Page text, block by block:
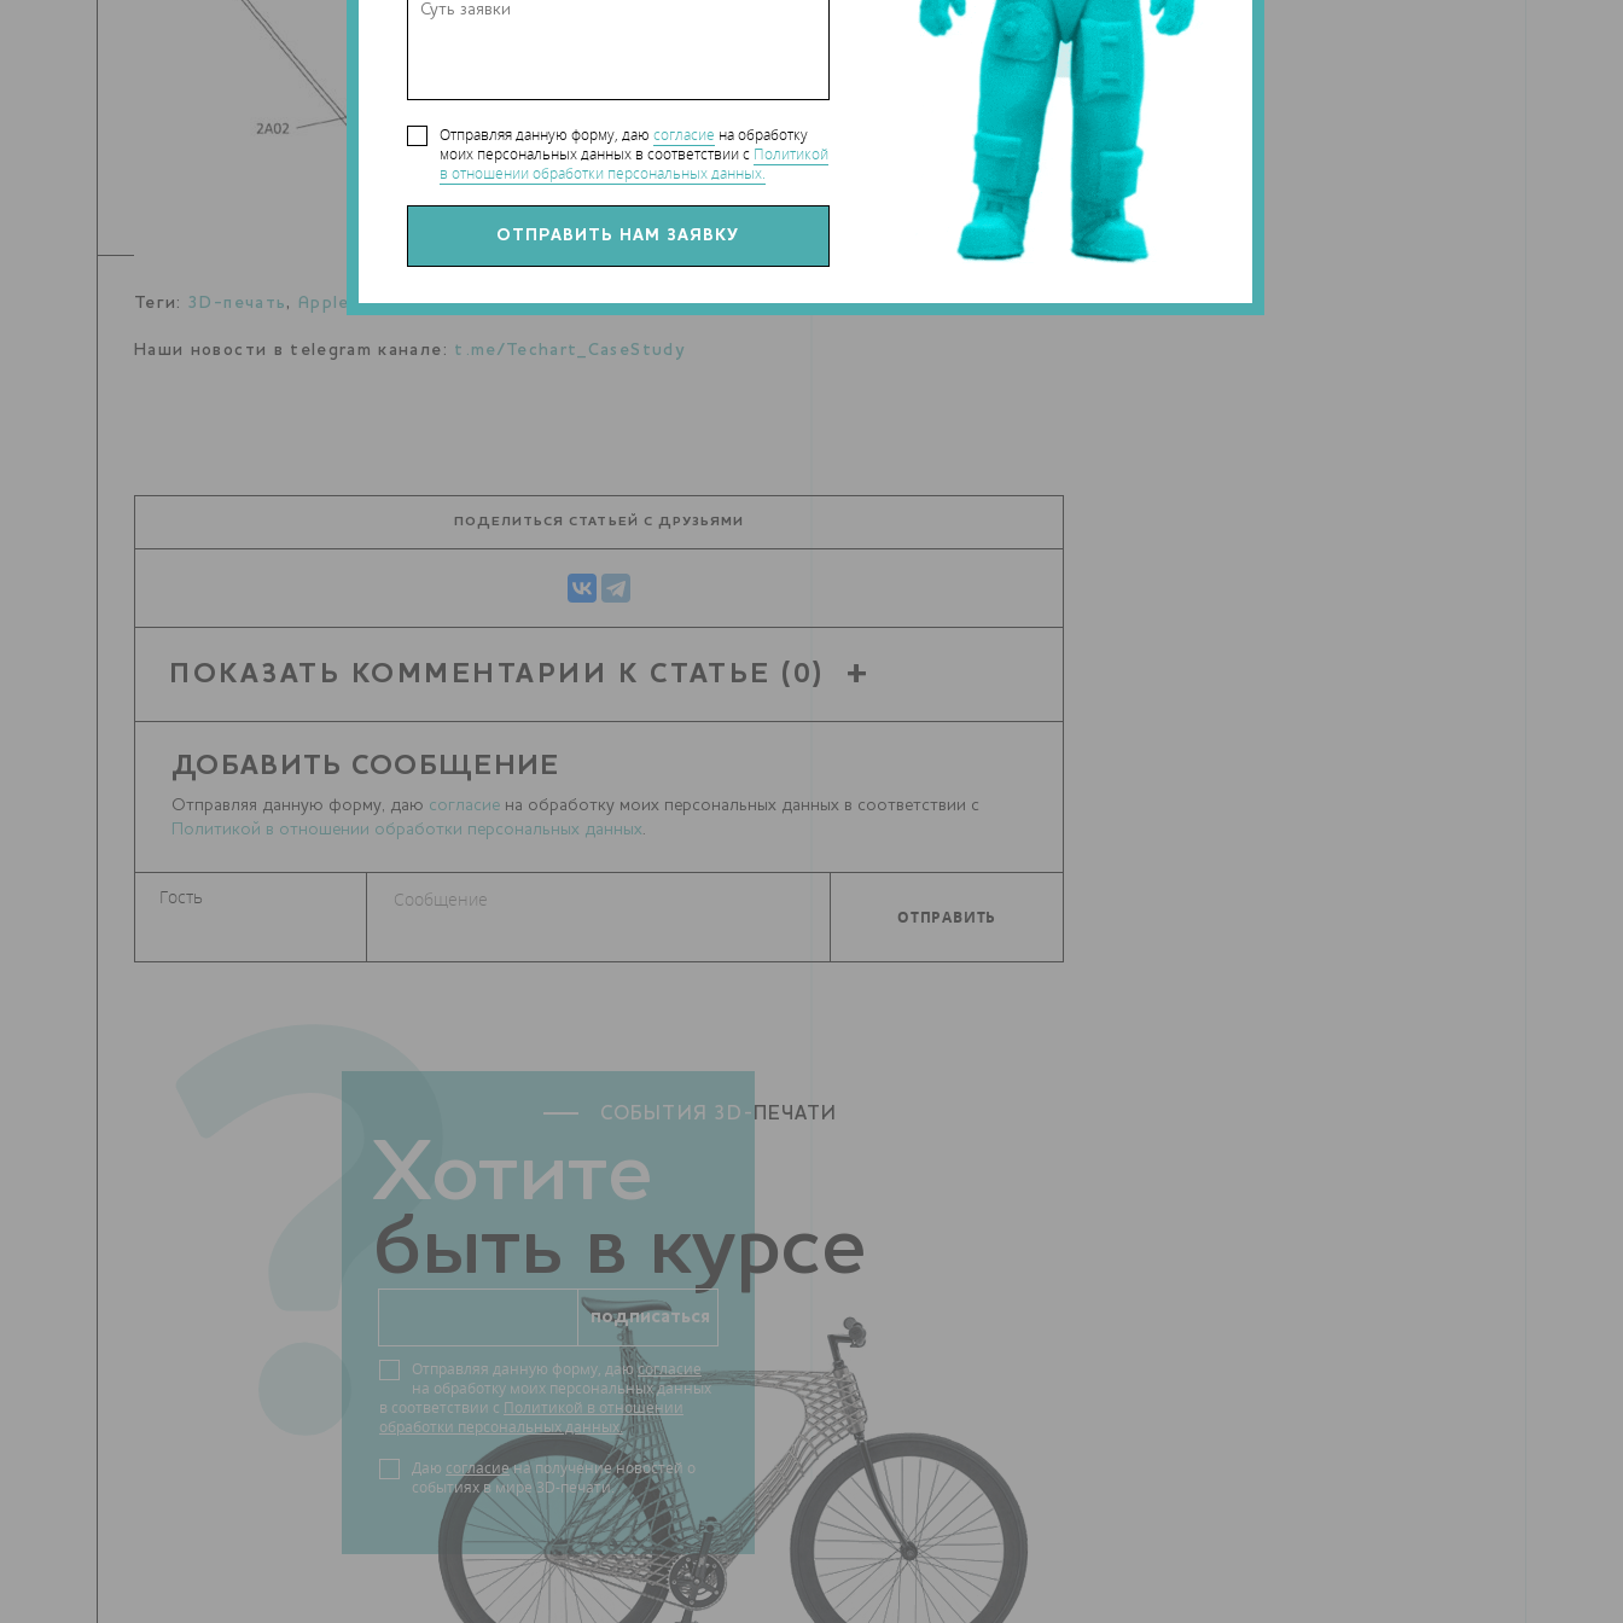
Отправляя данную форму, даю согласие на обработку
моих персональных данных в соответствии с Политикой
в отношении обработки персональных данных.
Теги:3D-печать , Apple ,патент
Наши новости в telegram канале: t.me/Techart_CaseStudy
ПОДЕЛИТЬСЯ СТАТЬЕЙ С ДРУЗЬЯМИ
ПОКАЗАТЬ КОММЕНТАРИИ К СТАТЬЕ (0)
ДОБАВИТЬ СООБЩЕНИЕ
Отправляя данную форму, даю согласие на обработку моих персональных данных в соответствии с
Политикой в отношении обработки персональных данных.
?
Хотите
быть в курсе
СОБЫТИЯ 3D- ПЕЧАТИ
Отправляя данную форму, даюсогласие
на обработку моих персональных данных
в соответствии с Политикой в отношении
обработки персональных данных.
Даю согласиена получение новостей о
событиях в мире 3D-печати.